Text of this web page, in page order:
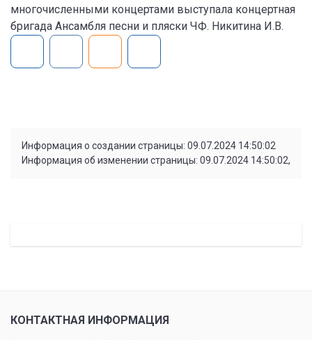
многочисленными концертами выступала концертная
бригада Ансамбля песни и пляски ЧФ. Никитина И.В.
Информация о создании страницы: 09.07.2024 14:50:02
Информация об изменении страницы: 09.07.2024 14:50:02,
КОНТАКТНАЯ ИНФОРМАЦИЯ